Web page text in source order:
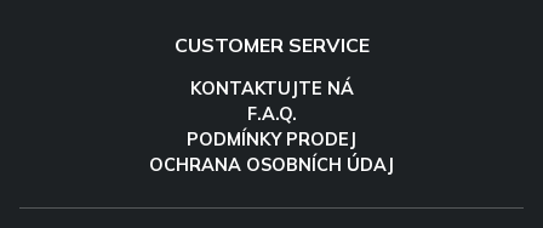
CUSTOMER SERVICE
KONTAKTUJTE NÁ
F.A.Q.
PODMÍNKY PRODEJ
OCHRANA OSOBNÍCH ÚDAJ